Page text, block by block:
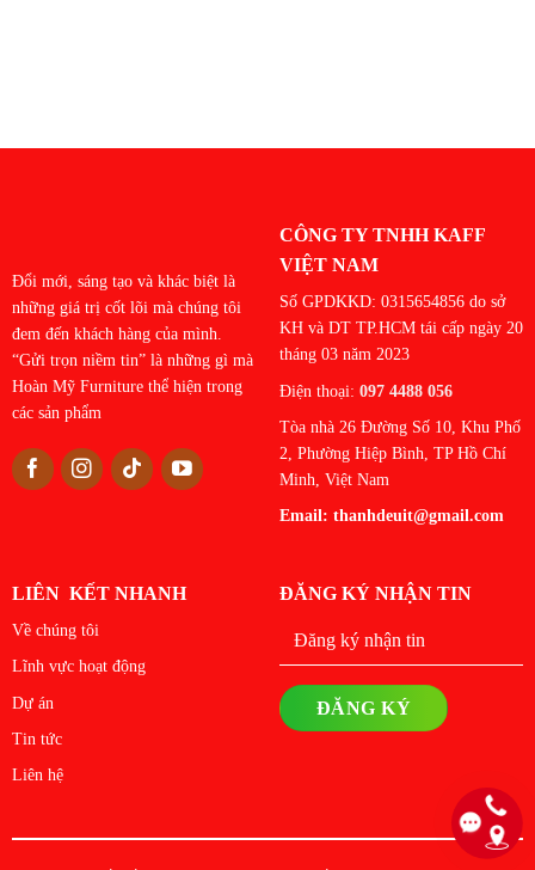
Đổi mới, sáng tạo và khác biệt là
những giá trị cốt lõi mà chúng tôi
đem đến khách hàng của mình.
“Gửi trọn niềm tin” là những gì mà
Hoàn Mỹ Furniture thể hiện trong
các sản phẩm
CÔNG TY TNHH KAFF
VIỆT NAM
Số GPDKKD: 0315654856 do sở
KH và DT TP.HCM tái cấp ngày 20
tháng 03 năm 2023
Điện thoại: 097 4488 056
Tòa nhà 26 Đường Số 10, Khu Phố
2, Phường Hiệp Bình, TP Hồ Chí
Minh, Việt Nam
Email: thanhdeuit@gmail.com
LIÊN KẾT NHANH
Về chúng tôi
Lĩnh vực hoạt động
Dự án
Tin tức
Liên hệ
ĐĂNG KÝ NHẬN TIN